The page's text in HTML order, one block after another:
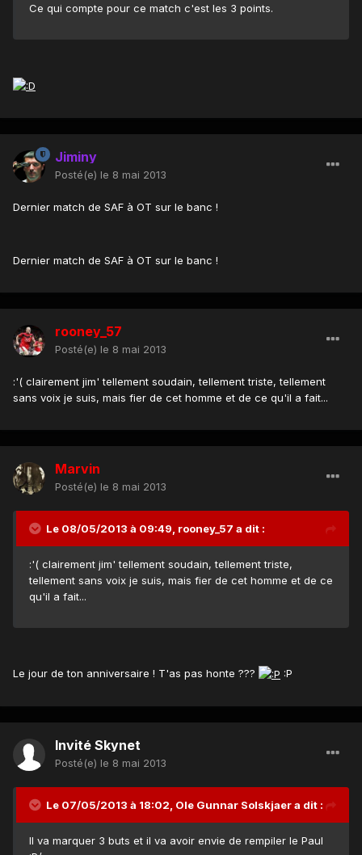
Ce qui compte pour ce match c'est les 3 points.
Jiminy
Posté(e) le 8 mai 2013
Dernier match de SAF à OT sur le banc !
Dernier match de SAF à OT sur le banc !
rooney_57
Posté(e) le 8 mai 2013
:'( clairement jim' tellement soudain, tellement triste, tellement
sans voix je suis, mais fier de cet homme et de ce qu'il a fait...
Marvin
Posté(e) le 8 mai 2013
Le 08/05/2013 à 09:49, rooney_57 a dit :
:'( clairement jim' tellement soudain, tellement triste,
tellement sans voix je suis, mais fier de cet homme et de ce
qu'il a fait...
Le jour de ton anniversaire ! T'as pas honte ??? :P
Invité Skynet
Posté(e) le 8 mai 2013
Le 07/05/2013 à 18:02, Ole Gunnar Solskjaer a dit :
Il va marquer 3 buts et il va avoir envie de rempiler le Paul